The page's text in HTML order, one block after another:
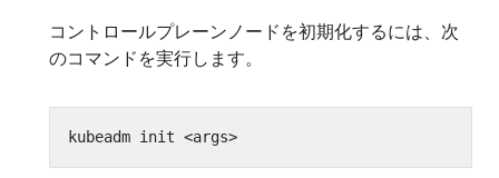
コントロールプレーンノードを初期化するには、次
のコマンドを実行します。